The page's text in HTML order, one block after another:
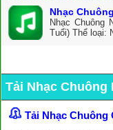
Nhạc
Nhạc
Tuổi) Thể loại:
Tải Nhạc Chuông
Tải Nhạc Chuông